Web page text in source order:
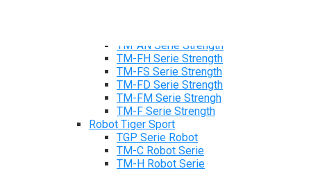
TM-AN Serie Strength
TM-FH Serie Strength
TM-FS Serie Strength
TM-FD Serie Strength
TM-FM Serie Strengh
TM-F Serie Strength
Robot Tiger Sport
TGP Serie Robot
TM-C Robot Serie
TM-H Robot Serie